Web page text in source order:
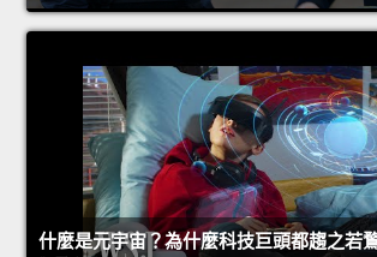
什麼是元宇宙？為什麼科技巨頭都趨之若